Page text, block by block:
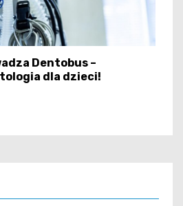
Dentobus –
dla dzieci!